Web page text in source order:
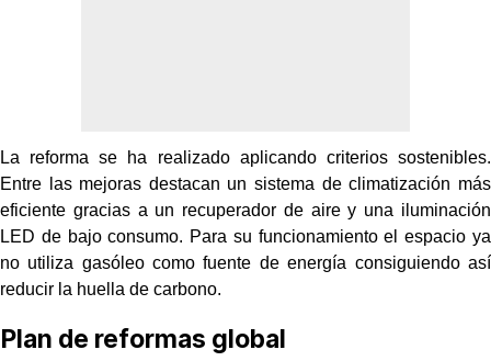
La reforma se ha realizado aplicando criterios sostenibles.
Entre las mejoras destacan un sistema de climatización más
eficiente gracias a un recuperador de aire y una iluminación
LED de bajo consumo. Para su funcionamiento el espacio ya
no utiliza gasóleo como fuente de energía consiguiendo así
reducir la huella de carbono.
Plan de reformas global